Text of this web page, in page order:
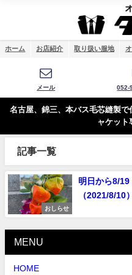
ホーム お店紹介 取り扱い服地
メール 052-
名古屋、錦三、本バス毛芯縫製
ャケット
記事一覧
おしらせ
明日から8/19
（2021/8/10）
MENU
HOME